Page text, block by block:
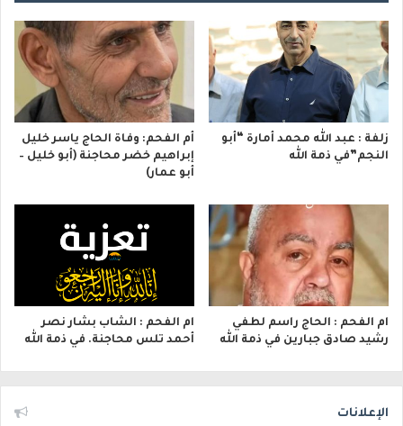
زلفة : عبد الله محمد أمارة “أبو
النجم”في ذمة الله
أم الفحم: وفاة الحاج ياسر خليل
إبراهيم خضر محاجنة (أبو خليل –
أبو عمار)
ام الفحم : الحاج راسم لطفي
رشيد صادق جبارين في ذمة الله
ام الفحم : الشاب بشار نصر
أحمد تلس محاجنة. في ذمة الله
الإعلانات